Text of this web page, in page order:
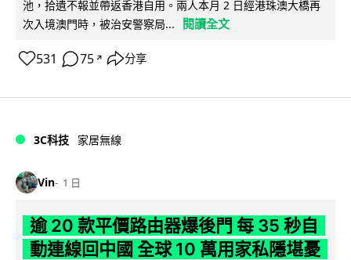
池，拾遺不報並帶返香港自用。兩人本月 2 日經港珠澳大橋再
次入境澳門時，被治安警察局...
閱讀全文
531 75 ↗ 分享
3C科技 家居無線
Vin 1 日
逾 20 款平價路由器爆後門 每 35 秒自
動連線回中國 全球 10 萬用家私隱堪憂